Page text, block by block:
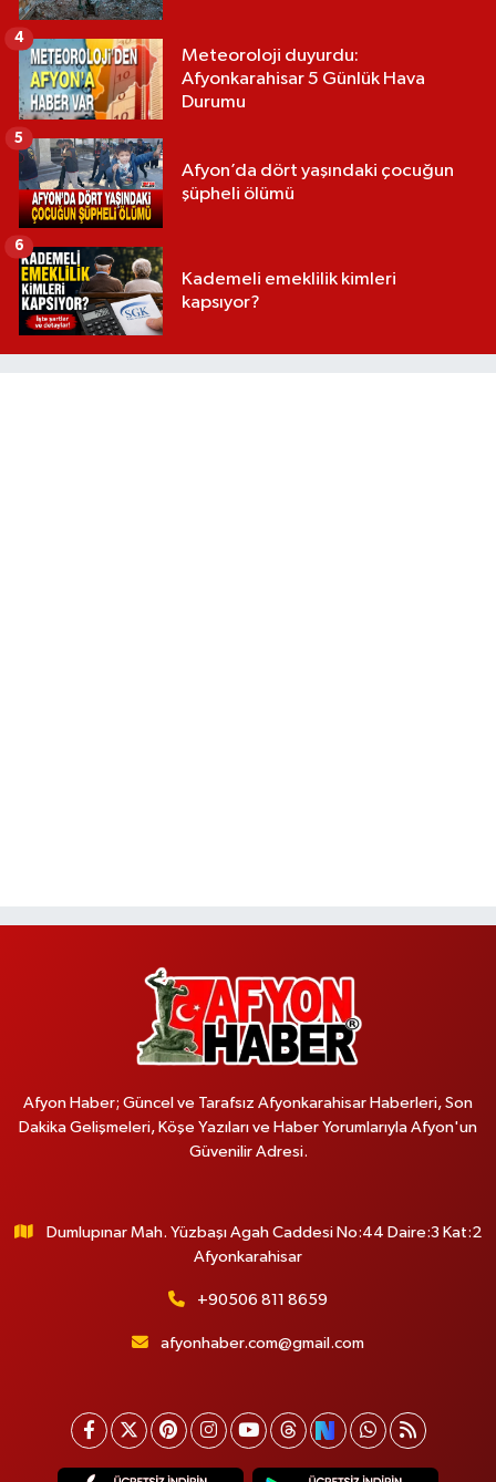
Meteoroloji duyurdu:
Afyonkarahisar 5 Günlük Hava
Durumu
4
Afyon’da dört yaşındaki çocuğun
şüpheli ölümü
5
Kademeli emeklilik kimleri
kapsıyor?
6
Afyon Haber; Güncel ve Tarafsız Afyonkarahisar Haberleri, Son
Dakika Gelişmeleri, Köşe Yazıları ve Haber Yorumlarıyla Afyon'un
Güvenilir Adresi.
Dumlupınar Mah. Yüzbaşı Agah Caddesi No:44 Daire:3 Kat:2
Afyonkarahisar
+90506 811 8659
afyonhaber.com@gmail.com